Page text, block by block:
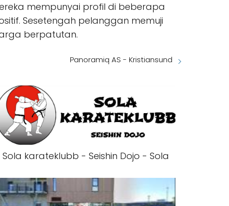
mempunyai profil di beberapa
Sesetengah pelanggan memuji
berpatutan.
Panoramiq AS - Kristiansund
Sola karateklubb - Seishin Dojo - Sola